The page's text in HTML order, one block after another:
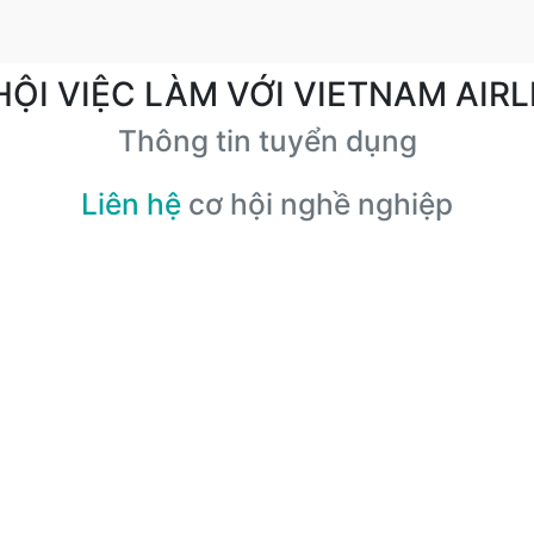
VIỆC LÀM VỚI VIETNAM
Thông tin tuyển dụng
Liên hệ cơ hội nghề nghiệp